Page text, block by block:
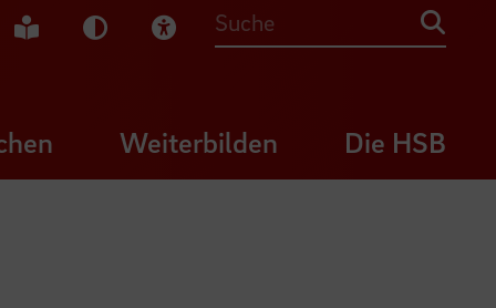
Gebärdensprache
Leichte Sprache
Dunkel-Modus
Visuelle Hilfe
Suche
Weiterbilden Die HSB